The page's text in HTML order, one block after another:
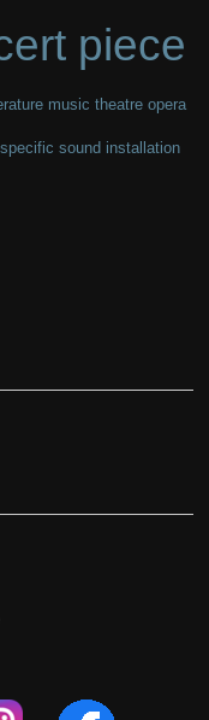
piece
music theatre opera
sound installation